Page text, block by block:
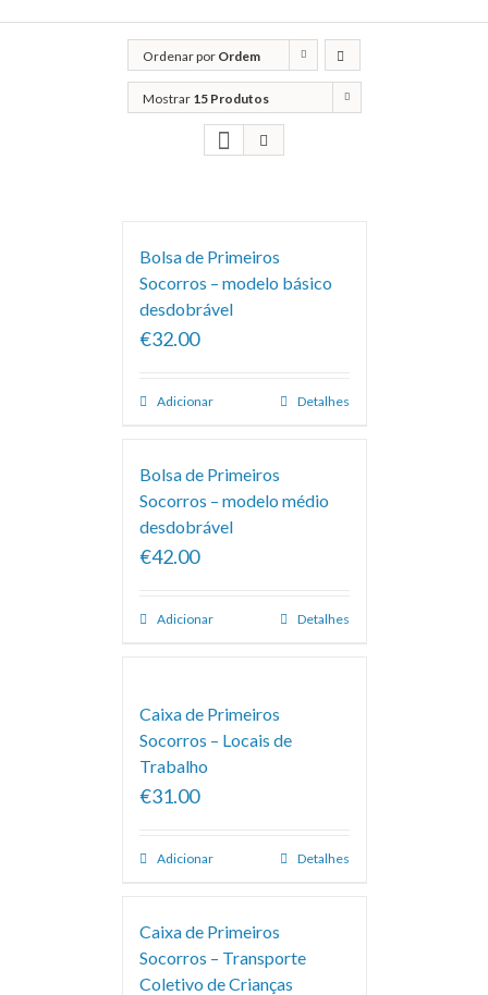
Ordenar por Ordem
predefinida
Mostrar 15 Produtos
Bolsa de Primeiros
Socorros – modelo básico
desdobrável
€32.00
Adicionar Detalhes
Bolsa de Primeiros
Socorros – modelo médio
desdobrável
€42.00
Adicionar Detalhes
Caixa de Primeiros
Socorros – Locais de
Trabalho
€31.00
Adicionar Detalhes
Caixa de Primeiros
Socorros – Transporte
Coletivo de Crianças